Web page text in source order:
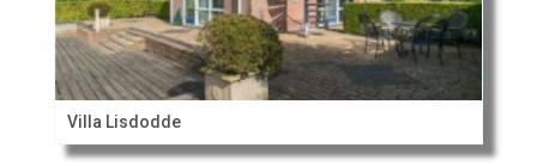
Villa Lisdodde